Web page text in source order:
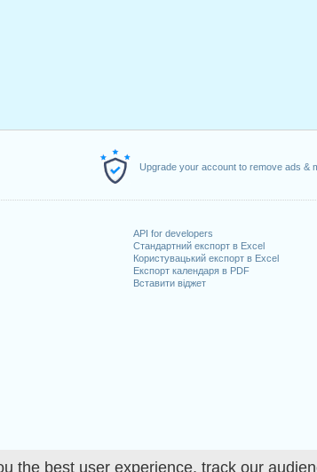
the best user experience, track our
Upgrade your account to remove ads &
API for developers
Стандартний експорт в Excel
Користувацький експорт в Excel
Експорт календаря в PDF
Вставити віджет